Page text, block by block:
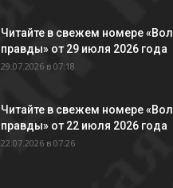
Читайте в свежем номере
правды» от 29 июля 2026 года
29.07.2026 в 07:18
Читайте в свежем номере
правды» от 22 июля 2026 года
22.07.2026 в 07:26